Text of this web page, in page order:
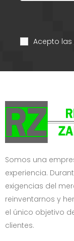
Acepto las
Somos una
experiencia.
exigencias del
reinventarnos y
el único objetivo
clientes.